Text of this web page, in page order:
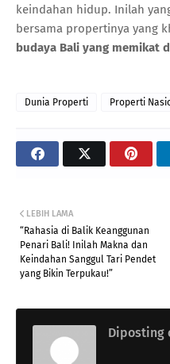
keindahan hidup. Inilah
bersama propertinya yang
budaya Bali yang memikat
Dunia Properti Properti
LEBIH LAMA
“Rahasia di Balik Keanggunan
Penari Bali! Inilah Makna dan
Keindahan Sanggul Tari Pendet
yang Bikin Terpukau!”
Diposting